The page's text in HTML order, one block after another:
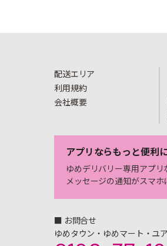
配送エリア
利用規約
会社概要
アプリならもっと便利
ゆめデリバリー専用アプリ
メッセージの通知がスマホ
■ お問合せ
ゆめタウン・ゆめマート・ユ